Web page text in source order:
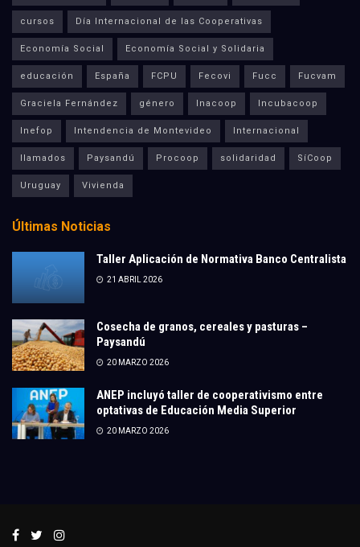
cursos Día Internacional de las Cooperativas
Economía Social Economía Social y Solidaria
educación España FCPU Fecovi Fucc Fucvam
Graciela Fernández género Inacoop Incubacoop
Inefop Intendencia de Montevideo Internacional
llamados Paysandú Procoop solidaridad SíCoop
Uruguay Vivienda
Últimas Noticias
Taller Aplicación de Normativa Banco Centralista
21 ABRIL 2026
Cosecha de granos, cereales y pasturas –
Paysandú
20 MARZO 2026
ANEP incluyó taller de cooperativismo entre
optativas de Educación Media Superior
20 MARZO 2026